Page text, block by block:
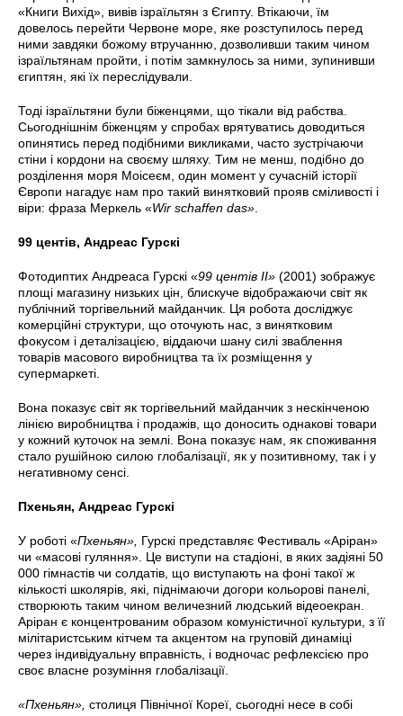
«Книги Вихід», вивів ізраїльтян з Єгипту. Втікаючи, їм
довелось перейти Червоне море, яке розступилось перед
ними завдяки божому втручанню, дозволивши таким чином
ізраїльтянам пройти, і потім замкнулось за ними, зупинивши
єгиптян, які їх переслідували.
Тоді ізраїльтяни були біженцями, що тікали від рабства.
Сьогоднішнім біженцям у спробах врятуватись доводиться
опинятись перед подібними викликами, часто зустрічаючи
стіни і кордони на своєму шляху. Тим не менш, подібно до
розділення моря Моісеєм, один момент у сучасній історії
Європи нагадує нам про такий винятковий прояв сміливості і
віри: фраза Меркель «Wir schaffen das»
99 центів, Андреас Гурскі
Фотодиптих Андреаса Гурскі «99 центів II» (2001) зображує
площі магазину низьких цін, блискуче відображаючи світ як
публічний торгівельний майданчик. Ця робота досліджує
комерційні структури, що оточують нас, з винятковим
фокусом і деталізацією, віддаючи шану силі зваблення
товарів масового виробництва та їх розміщення у
супермаркеті.
Вона показує світ як торгівельний майданчик з нескінченою
лінією виробництва і продажів, що доносить однакові товари
у кожний куточок на землі. Вона показує нам, як споживання
стало рушійною силою глобалізації, як у позитивному, так і у
негативному сенсі.
Пхеньян, Андреас Гурскі
У роботі «Пхеньян», Гурскі представляє Фестиваль «Аріран»
чи «масові гуляння». Це виступи на стадіоні, в яких задіяні 50
000 гімнастів чи солдатів, що виступають на фоні такої ж
кількості школярів, які, піднімаючи догори кольорові панелі,
створюють таким чином величезний людський відеоекран.
Аріран є концентрованим образом комуністичної культури, з її
мілітаристським кітчем та акцентом на груповій динаміці
через індивідуальну вправність, і водночас рефлексією про
своє власне розуміння глобалізації.
«Пхеньян», столиця Північної Кореї, сьогодні несе в собі